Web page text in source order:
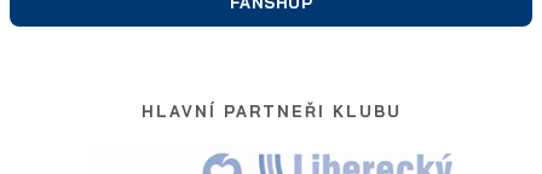
HLAVNÍ PARTNEŘI KLUBU